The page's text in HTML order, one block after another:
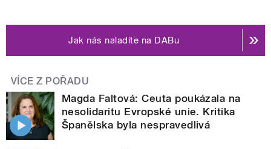
Jak nás naladíte na DABu
VÍCE Z POŘADU
Magda Faltová: Ceuta poukázala na
nesolidaritu Evropské unie. Kritika
Španělska byla nespravedlivá